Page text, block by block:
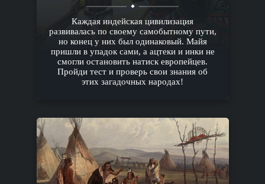
Каждая индейская цивилизация
развивалась по своему самобытному пути,
но конец у них был одинаковый. Майя
пришли в упадок сами, а ацтеки и инки не
смогли остановить натиск европейцев.
Пройди тест и проверь свои знания об
этих загадочных народах!